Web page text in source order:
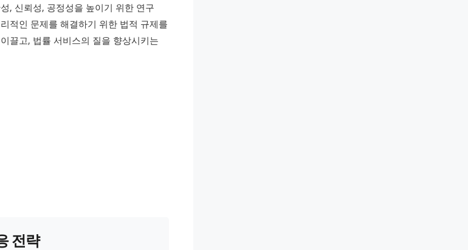
, 신뢰성, 공정성을 높이기 위한 연구
적인 문제를 해결하기 위한 법적 규제를
끌고, 법률 서비스의 질을 향상시키는
전략